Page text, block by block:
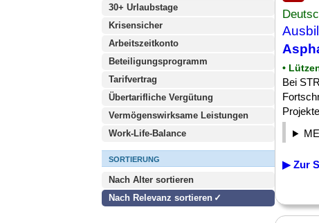
30+ Urlaubstage
Krisensicher
Arbeitszeitkonto
Beteiligungsprogramm
Tarifvertrag
Übertarifliche Vergütung
Vermögenswirksame Leistungen
Work-Life-Balance
SORTIERUNG
Nach Alter sortieren
Nach Relevanz sortieren
•
Bei
▶ Zur